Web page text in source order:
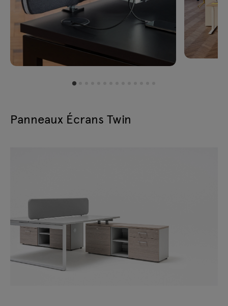
Panneaux Écrans Twin